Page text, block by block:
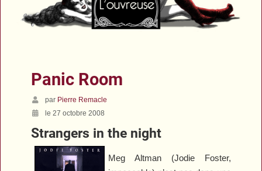
Panic Room
par Pierre Remacle
le 27 octobre 2008
Strangers in the night
Meg Altman (Jodie Foster,